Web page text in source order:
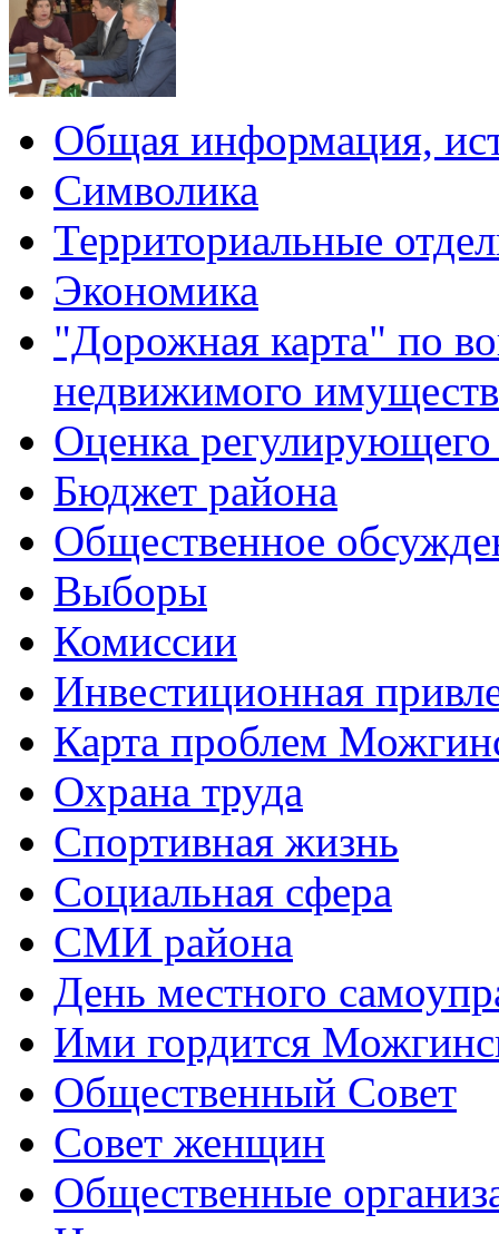
Общая информация,
Символика
Территориальные
Экономика
"Дорожная карта" по
недвижимого
Оценка регулирующего
Бюджет района
Общественное
Выборы
Комиссии
Инвестиционная
Карта проблем
Охрана труда
Спортивная жизнь
Социальная сфера
СМИ района
День местного
Ими гордится
Общественный Совет
Совет женщин
Общественные